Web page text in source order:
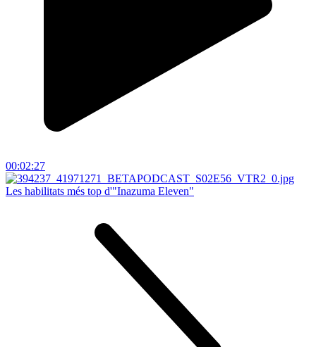
00:02:27
Les habilitats més top d'"Inazuma Eleven"